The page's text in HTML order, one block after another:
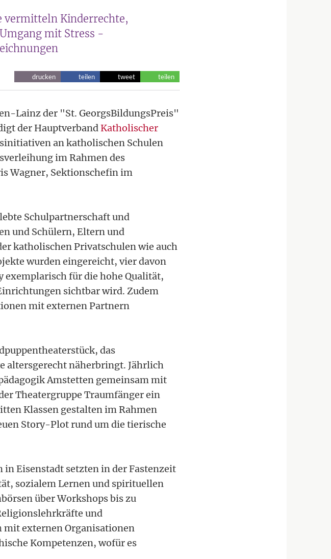
vermitteln Kinderrechte,
mit Stress -
drucken teilen tweet teilen
Lainz der "St. GeorgsBildungsPreis"
der HauptverbandKatholischer
an katholischen Schulen
im Rahmen des
Wagner, Sektionschefin im
Schulpartnerschaft und
und Schülern, Eltern und
katholischen Privatschulen wie auch
wurden eingereicht, vier davon
exemplarisch für die hohe Qualität,
sichtbar wird. Zudem
mit externen Partnern
das
altersgerecht näherbringt. Jährlich
Amstetten gemeinsam mit
Theatergruppe Traumfänger ein
Klassen gestalten im Rahmen
Story-Plot rund um die tierische
Eisenstadt setzten in der Fastenzeit
sozialem Lernen und spirituellen
über Workshops bis zu
und
mit externen Organisationen
Kompetenzen, wofür es